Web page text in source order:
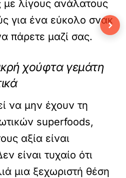
με λίγους ανάλατους
για ένα εύκολο σνακ
πάρετε μαζί σας.
χούφτα γεμάτη
να μην έχουν τη
superfoods,
αξία είναι
είναι τυχαίο ότι
μια ξεχωριστή θέση
›